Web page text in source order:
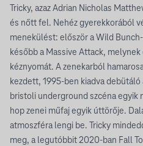
Tricky, azaz Adrian Nicholas
és nőtt fel. Nehéz gyerekkorából
menekülést: először a Wild
később a Massive Attack,
kéznyomát. A zenekarból
kezdett, 1995-ben kiadva
bristoli underground szcéna egyik
hop zenei műfaj egyik úttörője.
atmoszféra lengi be. Tricky
meg, a legutóbbit 2020-ban Fall